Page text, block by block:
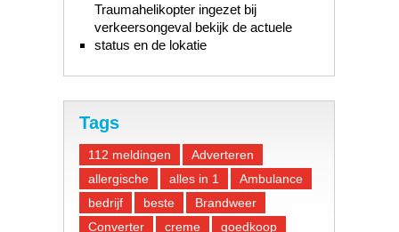
Traumahelikopter ingezet bij
verkeersongeval bekijk de actuele
status en de lokatie
Tags
112 meldingen
Adverteren
allergische
alles in 1
Ambulance
bedrijf
beste
Brandweer
Converter
creme goedkoop